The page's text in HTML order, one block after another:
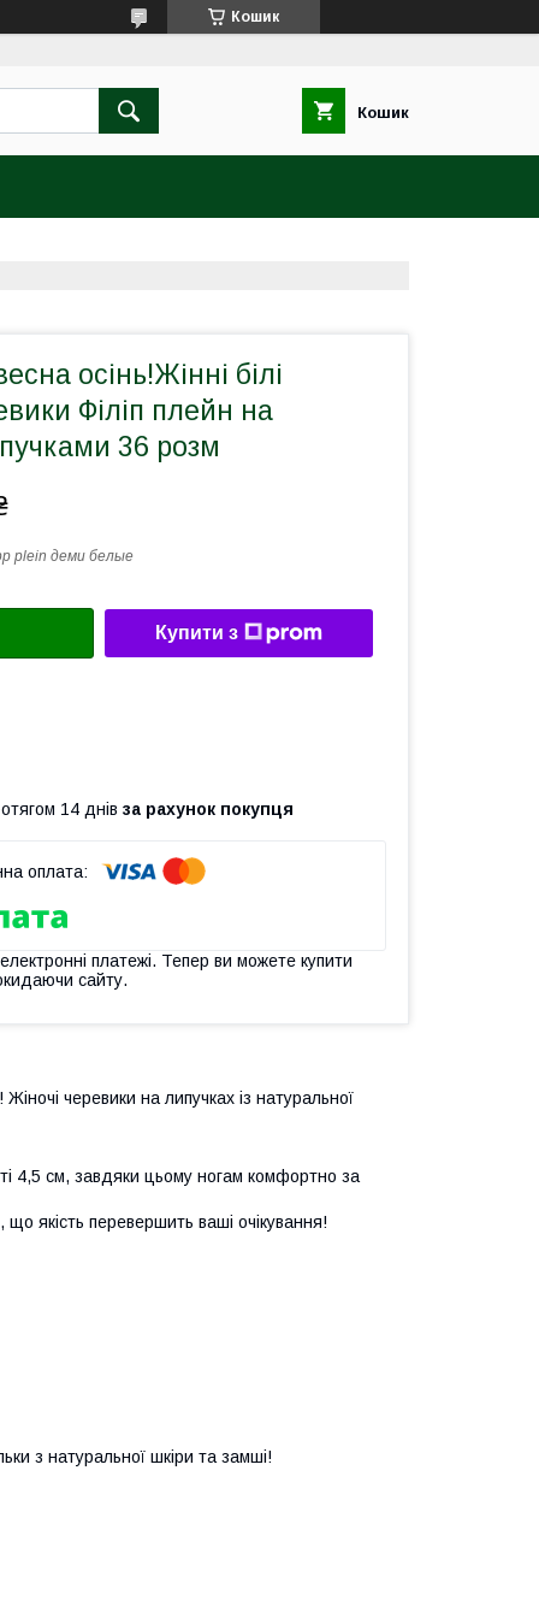
Кошик
Кошик
осінь!Жінні білі
Філіп плейн на
36 розм
plein деми белые
Купити з
14 днів за рахунок покупця
платежі. Тепер ви можете купити
сайту.
черевики на липучках із натуральної
4,5 см, завдяки цьому ногам комфортно за
що якість перевершить ваші очікування!
з натуральної шкіри та замші!